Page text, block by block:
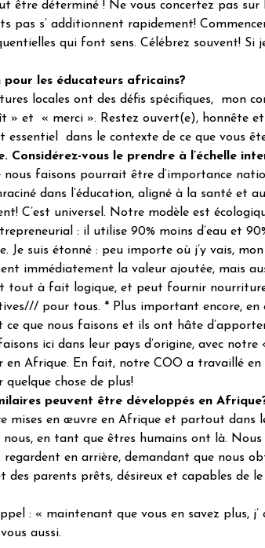
être déterminé ! Ne vous concertez pas
pas s’ additionnent rapidement!
qui font sens. Célébrez souvent! Si
les éducateurs africains?
locales ont des défis spécifiques, mon
» et « merci ». Restez ouvert(e), honnête
essentiel dans le contexte de ce que vous
Considérez-vous le prendre à l’échelle
nous faisons pourrait être d’importance
dans l’éducation, aligné à la santé et
C’est universel. Notre modèle est
: il utilise 90% moins d’eau et
Je suis étonné : peu importe où j’y vais,
immédiatement la valeur ajoutée, mais
tout à fait logique, et peut fournir nourriture
pour tous. * Plus important encore, en
que nous faisons et ils ont hâte
ici dans leur pays d’origine, avec notre
en Afrique. En fait, notre COO a travaillé en
quelque chose de plus!
peuvent être développés en
mises en œuvre en Afrique et partout dans
nous, en tant que êtres humains ont là.
regardent en arrière, demandant que nous
des parents prêts, désireux et capables de
: « maintenant que vous en savez plus,
aussi.